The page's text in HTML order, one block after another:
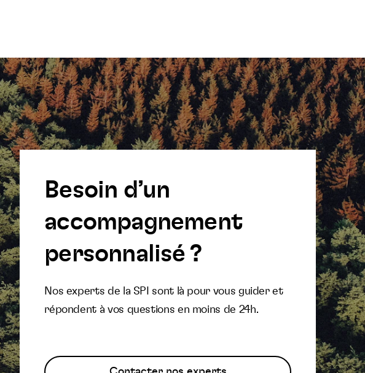
Besoin d’un
accompagnement
personnalisé ?
Nos experts de la SPI sont là pour vous guider et
répondent à vos questions en moins de 24h.